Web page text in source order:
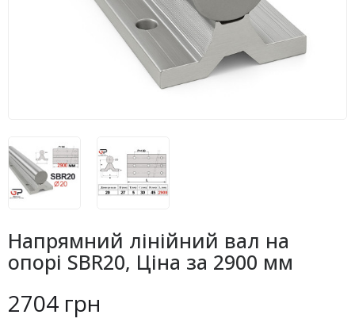
Напрямний лінійний вал на
опорі SBR20, Ціна за 2900 мм
2704 грн